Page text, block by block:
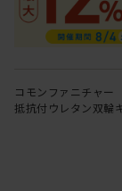
コモンファニチャ
抵抗付ウレタン双輪